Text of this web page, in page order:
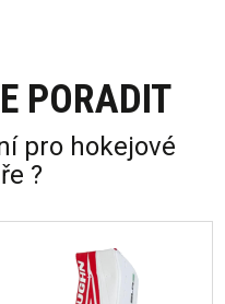
PORADIT
pro hokejové
?